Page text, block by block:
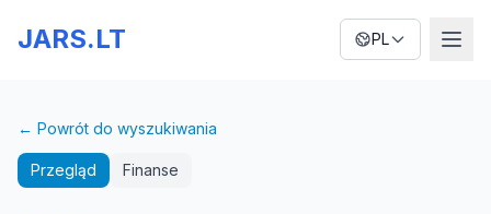
JARS.LT PL
← Powrót do wyszukiwania
Przegląd Finanse